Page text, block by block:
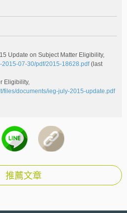
Update on Subject Matter Eligibility,
2015-07-30/pdf/2015-18628.pdf(last
Eligibility,
files/documents/ieg-july-2015-update.pdf
推薦文章